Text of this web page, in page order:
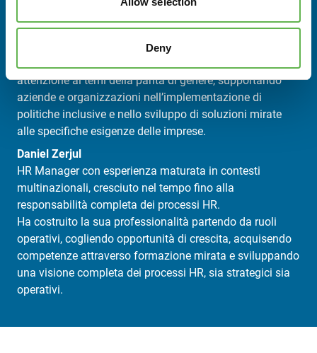
Deny
acquisendo una solida visione organizzativa e strategica
Svolge attività di consulenza del lavoro con particolare
attenzione ai temi della parità di genere, supportando
aziende e organizzazioni nell’implementazione di
politiche inclusive e nello sviluppo di soluzioni mirate
alle specifiche esigenze delle imprese.
Daniel Zerjul
HR Manager con esperienza maturata in contesti
multinazionali, cresciuto nel tempo fino alla
responsabilità completa dei processi HR.
Ha costruito la sua professionalità partendo da ruoli
operativi, cogliendo opportunità di crescita, acquisendo
competenze attraverso formazione mirata e sviluppando
una visione completa dei processi HR, sia strategici sia
operativi.